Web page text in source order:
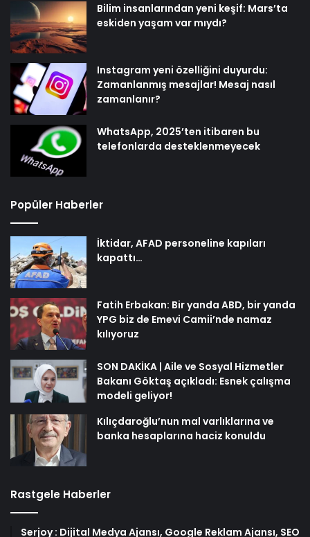
Bilim insanlarından yeni keşif: Mars’ta
eskiden yaşam var mıydı?
Instagram yeni özelliğini duyurdu:
Zamanlanmış mesajlar! Mesaj nasıl
zamanlanır?
WhatsApp, 2025’ten itibaren bu
telefonlarda desteklenmeyecek
Popüler Haberler
İktidar, AFAD personeline kapıları
kapattı…
Fatih Erbakan: Bir yanda ABD, bir yanda
YPG biz de Emevi Camii’nde namaz
kılıyoruz
SON DAKİKA | Aile ve Sosyal Hizmetler
Bakanı Göktaş açıkladı: Esnek çalışma
modeli geliyor!
Kılıçdaroğlu’nun mal varlıklarına ve
banka hesaplarına haciz konuldu
Rastgele Haberler
Serjoy : Dijital Medya Ajansı, Google Reklam Ajansı, SEO